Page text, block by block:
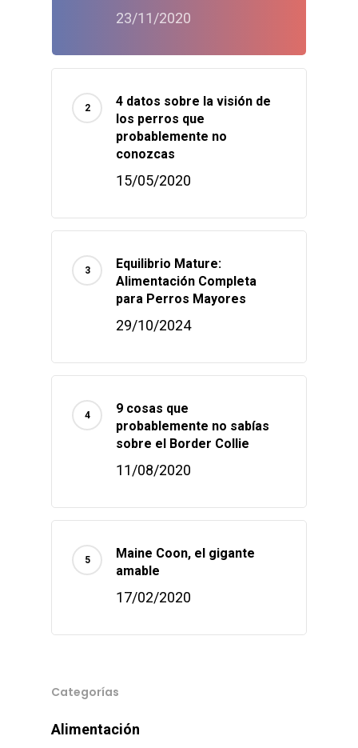
23/11/2020
4 datos sobre la visión de
los perros que
probablemente no
conozcas
15/05/2020
Equilibrio Mature:
Alimentación Completa
para Perros Mayores
29/10/2024
9 cosas que
probablemente no sabías
sobre el Border Collie
11/08/2020
Maine Coon, el gigante
amable
17/02/2020
Categorías
Alimentación